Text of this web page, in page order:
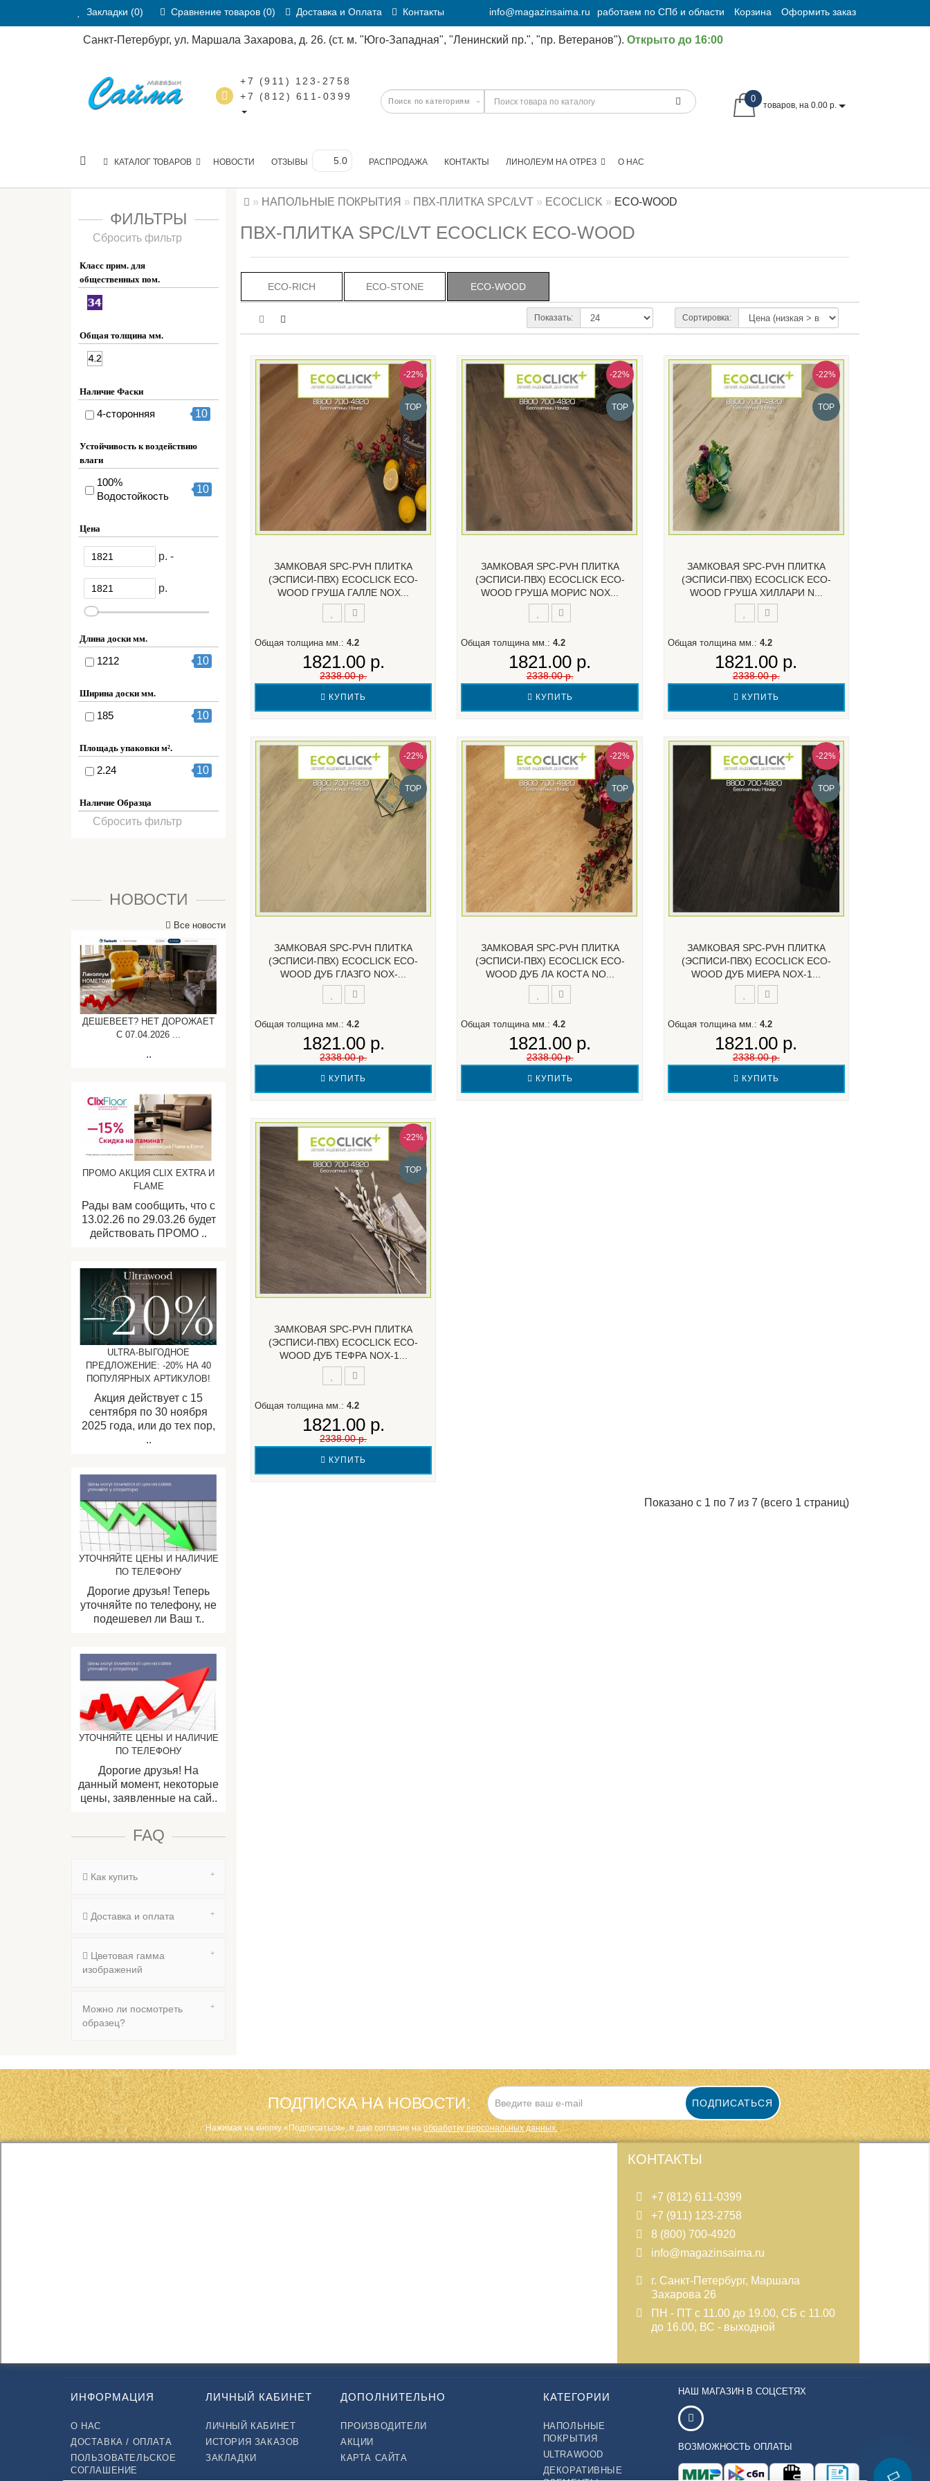
Закладки (0) Сравнение товаров (0) Доставка и Оплата Контакты info@magazinsaima.ru работаем по СПб и области Корзина Оформить заказ
Санкт-Петербург, ул. Маршала Захарова, д. 26. (ст. м. "Юго-Западная", "Ленинский пр.", "пр. Ветеранов"). Открыто до 16:00
+7 (911) 123-2758
+7 (812) 611-0399
0
товаров, на 0.00 р.
КАТАЛОГ ТОВАРОВ НОВОСТИ ОТЗЫВЫ РАСПРОДАЖА КОНТАКТЫ О НАС
ЛИНОЛЕУМ НА ОТРЕЗ
ФИЛЬТРЫ
Сбросить фильтр
Класс прим. для
общественных пом.
Общая толщина мм.
Наличие Фаски
4-сторонняя 10
Устойчивость к воздействию
влаги
100%
Водостойкость
10
Цена
р. -
р.
Длина доски мм.
1212 10
Ширина доски мм.
185 10
Площадь упаковки м².
2.24 10
Наличие Образца
Сбросить фильтр
НОВОСТИ
Все новости
ДЕШЕВЕЕТ? НЕТ ДОРОЖАЕТ
C 07.04.2026 ...
..
ПРОМО АКЦИЯ CLIX EXTRA И
FLAME
Рады вам сообщить, что с
13.02.26 по 29.03.26 будет
действовать ПРОМО ..
ULTRA-ВЫГОДНОЕ
ПРЕДЛОЖЕНИЕ: -20% НА 40
ПОПУЛЯРНЫХ АРТИКУЛОВ!
Акция действует с 15
сентября по 30 ноября
2025 года, или до тех пор,
..
УТОЧНЯЙТЕ ЦЕНЫ И НАЛИЧИЕ
ПО ТЕЛЕФОНУ
Дорогие друзья! Теперь
уточняйте по телефону, не
подешевел ли Ваш т..
УТОЧНЯЙТЕ ЦЕНЫ И НАЛИЧИЕ
ПО ТЕЛЕФОНУ
Дорогие друзья! На
данный момент, некоторые
цены, заявленные на сай..
FAQ
Как купить
Доставка и оплата
Цветовая гамма
изображений
Можно ли посмотреть
образец?
НАПОЛЬНЫЕ ПОКРЫТИЯ ПВХ-ПЛИТКА SPC/LVT ECOCLICK ECO-WOOD
ПВХ-ПЛИТКА SPC/LVT ECOCLICK ECO-WOOD
ECO-RICH ECO-STONE ECO-WOOD
Сортировка:
Показать:
-22%
TOP
ЗАМКОВАЯ SPC-PVH ПЛИТКА
(ЭСПИСИ-ПВХ) ECOCLICK ECO-
WOOD ГРУША ГАЛЛЕ NOX...
Общая толщина мм.:4.2
1821.00 р.
2338.00 р.
КУПИТЬ
-22%
TOP
ЗАМКОВАЯ SPC-PVH ПЛИТКА
(ЭСПИСИ-ПВХ) ECOCLICK ECO-
WOOD ГРУША МОРИС NOX...
Общая толщина мм.:4.2
1821.00 р.
2338.00 р.
КУПИТЬ
-22%
TOP
ЗАМКОВАЯ SPC-PVH ПЛИТКА
(ЭСПИСИ-ПВХ) ECOCLICK ECO-
WOOD ГРУША ХИЛЛАРИ N...
Общая толщина мм.: 4.2
1821.00 р.
2338.00 р.
КУПИТЬ
-22%
TOP
ЗАМКОВАЯ SPC-PVH ПЛИТКА
(ЭСПИСИ-ПВХ) ECOCLICK ECO-
WOOD ДУБ ГЛАЗГО NOX-...
Общая толщина мм.:4.2
1821.00 р.
2338.00 р.
КУПИТЬ
-22%
TOP
ЗАМКОВАЯ SPC-PVH ПЛИТКА
(ЭСПИСИ-ПВХ) ECOCLICK ECO-
WOOD ДУБ ЛА КОСТА NO...
Общая толщина мм.:4.2
1821.00 р.
2338.00 р.
КУПИТЬ
-22%
TOP
ЗАМКОВАЯ SPC-PVH ПЛИТКА
(ЭСПИСИ-ПВХ) ECOCLICK ECO-
WOOD ДУБ МИЕРА NOX-1...
Общая толщина мм.: 4.2
1821.00 р.
2338.00 р.
КУПИТЬ
-22%
TOP
ЗАМКОВАЯ SPC-PVH ПЛИТКА
(ЭСПИСИ-ПВХ) ECOCLICK ECO-
WOOD ДУБ ТЕФРА NOX-1...
Общая толщина мм.:4.2
1821.00 р.
2338.00 р.
КУПИТЬ
Показано с 1 по 7 из 7 (всего 1 страниц)
ПОДПИСКА НА НОВОСТИ: ПОДПИСАТЬСЯ
Нажимая на кнопку «Подписаться», я даю cогласие наобработку персональных данных.
КОНТАКТЫ
+7 (812) 611-0399
+7 (911) 123-2758
8 (800) 700-4920
info@magazinsaima.ru
г. Санкт-Петербург, Маршала
Захарова 26
ПН - ПТ с 11.00 до 19.00, СБ с 11.00
до 16.00, ВС - выходной
ИНФОРМАЦИЯ
О НАС
ДОСТАВКА / ОПЛАТА
ПОЛЬЗОВАТЕЛЬСКОЕ
СОГЛАШЕНИЕ
ЛИЧНЫЙ КАБИНЕТ
ЛИЧНЫЙ КАБИНЕТ
ИСТОРИЯ ЗАКАЗОВ
ЗАКЛАДКИ
ДОПОЛНИТЕЛЬНО
ПРОИЗВОДИТЕЛИ
АКЦИИ
КАРТА САЙТА
КАТЕГОРИИ
НАПОЛЬНЫЕ
ПОКРЫТИЯ
ULTRAWOOD
ДЕКОРАТИВНЫЕ
НАШ МАГАЗИН В СОЦСЕТЯХ
ВОЗМОЖНОСТЬ ОПЛАТЫ